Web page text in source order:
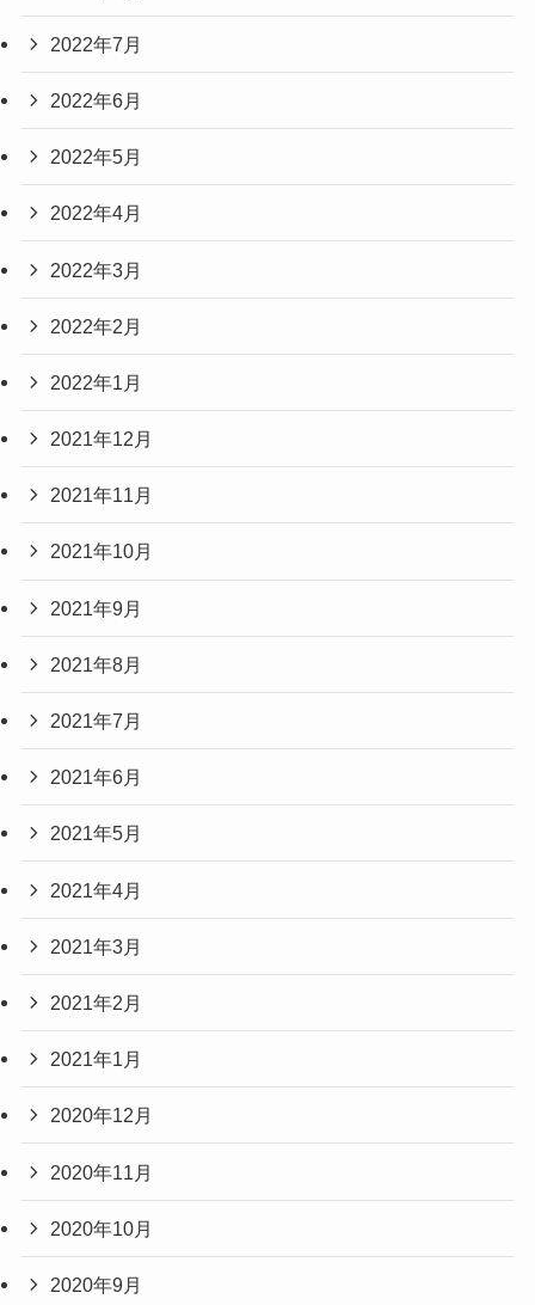
2022年7月
2022年6月
2022年5月
2022年4月
2022年3月
2022年2月
2022年1月
2021年12月
2021年11月
2021年10月
2021年9月
2021年8月
2021年7月
2021年6月
2021年5月
2021年4月
2021年3月
2021年2月
2021年1月
2020年12月
2020年11月
2020年10月
2020年9月